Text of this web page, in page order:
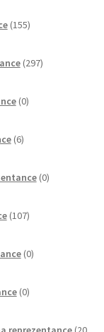
155izdelkov
297izdelkov
0izdelkov
6izdelkov
0izdelkov
107izdelkov
0izdelkov
0izdelkov